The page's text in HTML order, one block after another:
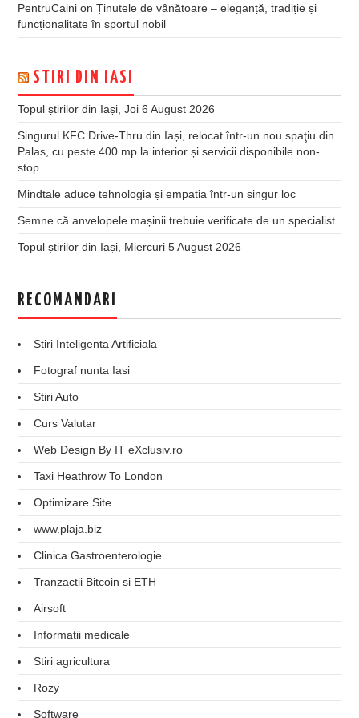
PentruCaini onȚinutele de vânătoare – eleganță, tradiție și
funcționalitate în sportul nobil
STIRI DIN IASI
Topul știrilor din Iași, Joi 6 August 2026
Singurul KFC Drive-Thru din Iași, relocat într-un nou spaţiu din
Palas, cu peste 400 mp la interior și servicii disponibile non-
stop
Mindtale aduce tehnologia și empatia într-un singur loc
Semne că anvelopele mașinii trebuie verificate de un specialist
Topul știrilor din Iași, Miercuri 5 August 2026
RECOMANDARI
Stiri Inteligenta Artificiala
Fotograf nunta Iasi
Stiri Auto
Curs Valutar
Web Design By IT eXclusiv.ro
Taxi Heathrow To London
Optimizare Site
www.plaja.biz
Clinica Gastroenterologie
Tranzactii Bitcoin si ETH
Airsoft
Informatii medicale
Stiri agricultura
Rozy
Software